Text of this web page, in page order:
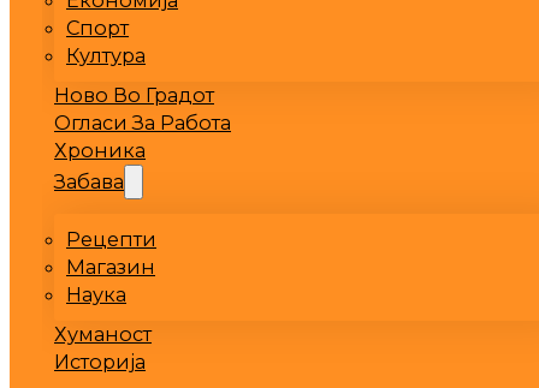
Спорт
Култура
Ново Во Градот
Огласи За Работа
Хроника
Забава
Рецепти
Магазин
Наука
Хуманост
Историја